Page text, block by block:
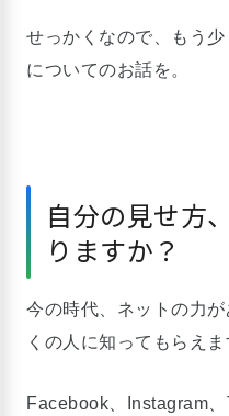
せっかくなので、もう少
についてのお話を。
自分の見せ方
りますか？
今の時代、ネットの力
くの人に知ってもらえま
Facebook、Instagram